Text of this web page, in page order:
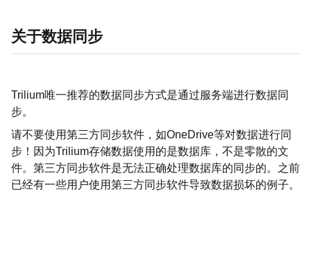
关于数据同步
Trilium唯一推荐的数据同步方式是通过服务端进行数据同
步。
请不要使用第三方同步软件，如OneDrive等对数据进行同
步！因为Trilium存储数据使用的是数据库，不是零散的文
件。第三方同步软件是无法正确处理数据库的同步的。之前
已经有一些用户使用第三方同步软件导致数据损坏的例子。